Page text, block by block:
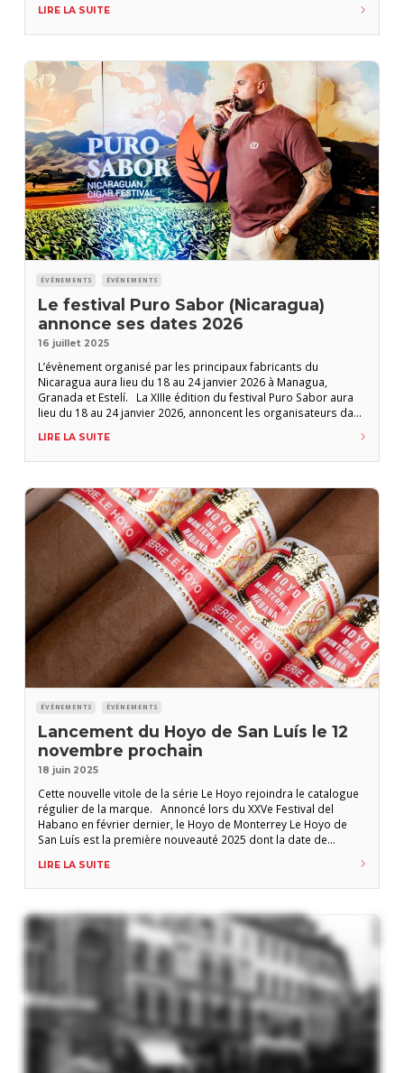
partenaires. Les responsables marketing des différent
distributeurs locaux
LIRE LA SUITE
ÉVÉNEMENTS ÉVÉNEMENTS
Le festival Puro Sabor (Nicaragua)
annonce ses dates 2026
16 juillet 2025
L’évènement organisé par les principaux fabricants du
Nicaragua aura lieu du 18 au 24 janvier 2026 à Managua,
Granada et Estelí. La XIIIe édition du festival Puro Sabor aura
lieu du 18 au 24 janvier 2026, annoncent les organisateurs dans
rapport à l’an dernier. Cette fois, les participants seront
accueillis à
LIRE LA SUITE
ÉVÉNEMENTS ÉVÉNEMENTS
Lancement du Hoyo de San Luís le 12
novembre prochain
18 juin 2025
Cette nouvelle vitole de la série Le Hoyo rejoindra le catalogue
régulier de la marque. Annoncé lors du XXVe Festival del
Habano en février dernier, le Hoyo de Monterrey Le Hoyo de
San Luís est la première nouveauté 2025 dont la date de
lieu le 12 novembre prochain à Sarrebruck,
LIRE LA SUITE